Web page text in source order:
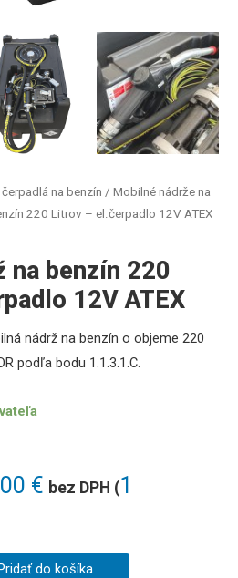
na benzín / Mobilné nádrže na
220 Litrov – el.čerpadlo 12V ATEX
na benzín 220
12V ATEX
€ bez DPH (1
nádrž na benzín o objeme 220
podľa bodu 1.1.3.1.C.
do košíka